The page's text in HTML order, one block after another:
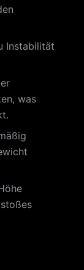
Instabilität
was